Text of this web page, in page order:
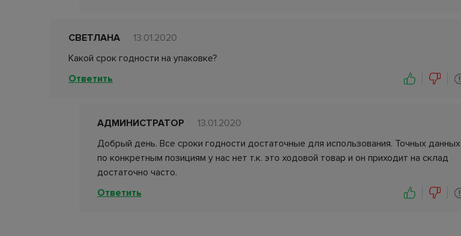
СВЕТЛАНА
13.01.2020
Какой срок годности на упаковке?
Ответить
АДМИНИСТРАТОР
13.01.2020
Добрый день. Все сроки годности достаточные для использования. Точных данных
по конкретным позициям у нас нет т.к. это ходовой товар и он приходит на склад
достаточно часто.
Ответить